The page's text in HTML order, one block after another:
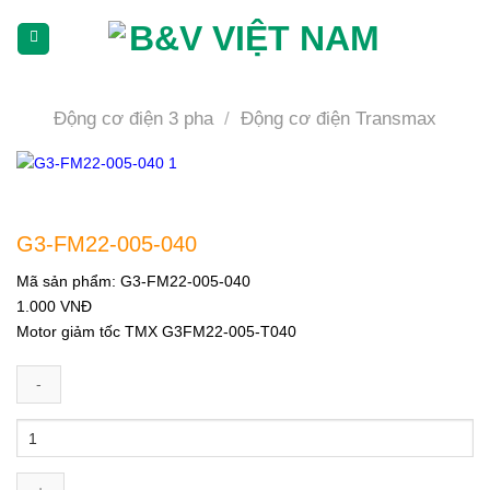
Động cơ điện 3 pha / Động cơ điện Transmax
G3-FM22-005-040
Mã sản phẩm: G3-FM22-005-040
1.000 VNĐ
Motor giảm tốc TMX G3FM22-005-T040
005-